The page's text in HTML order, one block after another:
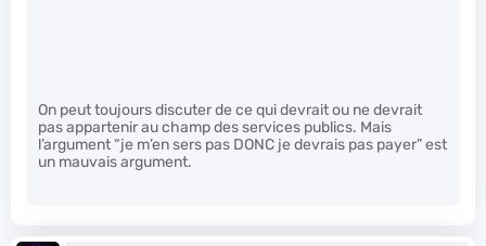
On peut toujours discuter de ce qui devrait ou ne devrait
pas appartenir au champ des services publics. Mais
l’argument “je m’en sers pas DONC je devrais pas payer” est
un mauvais argument.